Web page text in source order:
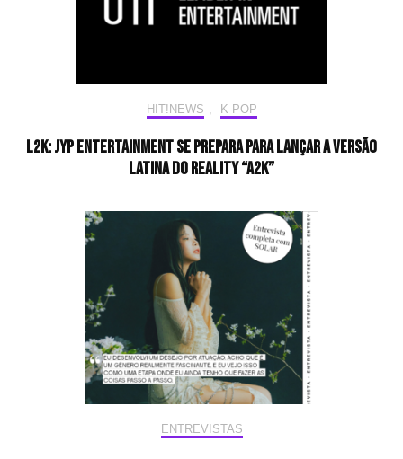
HIT!NEWS K-POP
L2K: JYP Entertainment se prepara para lançar a versão
latina do reality “A2K”
ENTREVISTAS